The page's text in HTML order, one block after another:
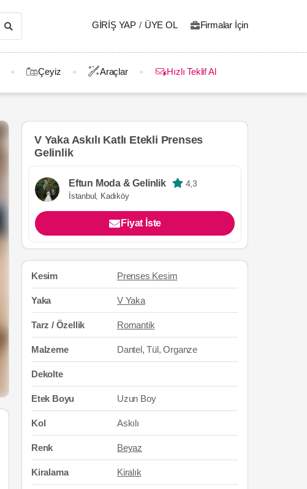
GIRIŞ YAP / ÜYE OL Firmalar İçin
Çeyiz Araçlar Hızlı Teklif Al
V Yaka Askılı Katlı Etekli Prenses
Gelinlik
Eftun Moda & Gelinlik 4,3
İstanbul, Kadıköy
Fiyat İste
Kesim Prenses Kesim
Yaka V Yaka
Tarz / Özellik Romantik
Malzeme Dantel, Tül, Organze
Dekolte
Etek Boyu Uzun Boy
Kol Askılı
Renk Beyaz
Kiralama Kiralık